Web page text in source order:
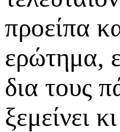
προείπα
ερώτημα,
δια τους
ξεμείνει